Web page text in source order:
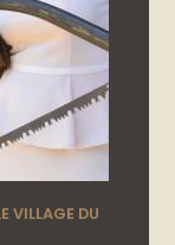
VILLAGE DU